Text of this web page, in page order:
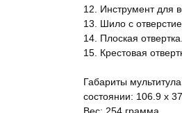
12. Инструмент для
13. Шило с
14. Плоская отвертка.
15. Крестовая
Габариты
состоянии: 106.9 х